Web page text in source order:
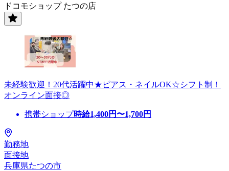
ドコモショップ たつの店
未経験歓迎！20代活躍中★ピアス・ネイルOK☆シフト制！
オンライン面接◎
携帯ショップ時給1,400円〜1,700円
勤務地
面接地
兵庫県たつの市